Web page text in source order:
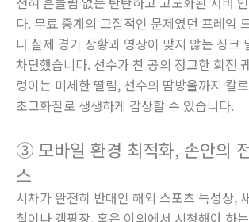
다. 무료 중계의 고질적인 문제였던 프레임
나 실제 경기 상황과 영상이 맞지 않는 싱크
차단했습니다. 선수가 찬 공의 정교한 회전
렁이는 미세한 떨림, 선수의 땀방울까지 칼
초고화질로 생생하게 감상할 수 있습니다.
③ 모바일 환경 최적화, 손안의
스
시차가 완전히 반대인 해외 스포츠 특성상,
철이나 캠핑장, 혹은 야외에서 시청해야 하